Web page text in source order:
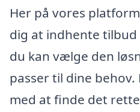
Her på vores
dig at indhente tilbud
du kan vælge den
passer til dine
med at finde det